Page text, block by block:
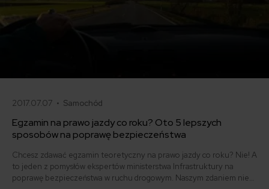
2017.07.07 • Samochód
Egzamin na prawo jazdy co roku? Oto 5 lepszych
sposobów na poprawę bezpieczeństwa
Chcesz zdawać egzamin teoretyczny na prawo jazdy co roku? Nie! A
to jeden z pomysłów ekspertów ministerstwa Infrastruktury na
poprawę bezpieczeństwa w ruchu drogowym. Naszym zdaniem nie